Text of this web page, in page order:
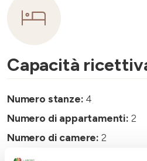
Capacità
Numero stanze: 4
Numero di appartamenti: 2
Numero di camere: 2
Numero di bagni negli